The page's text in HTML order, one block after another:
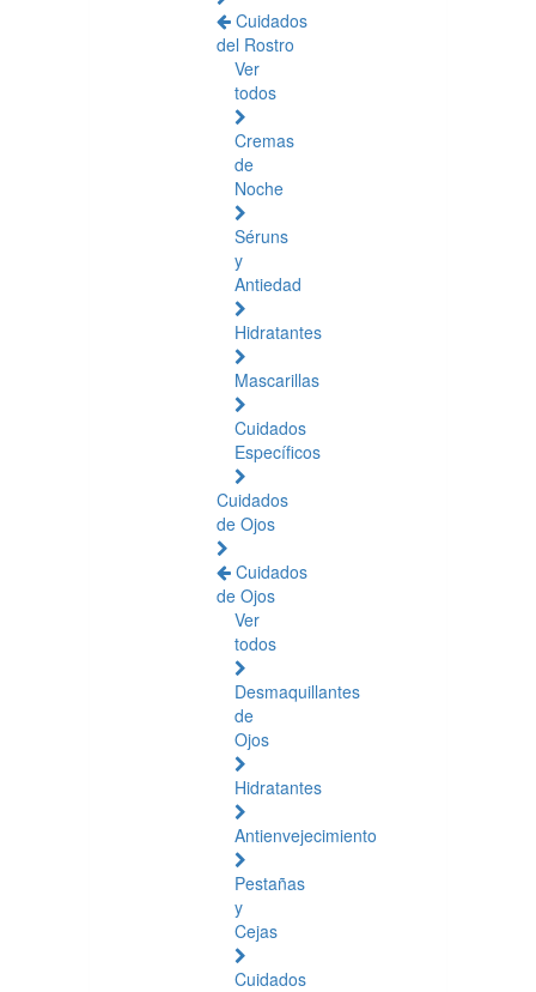
Cuidados
del Rostro
Ver
todos
Cremas
de
Noche
Séruns
y
Antiedad
Hidratantes
Mascarillas
Cuidados
Específicos
Cuidados
de Ojos
Cuidados
de Ojos
Ver
todos
Desmaquillantes
de
Ojos
Hidratantes
Antienvejecimiento
Pestañas
y
Cejas
Cuidados